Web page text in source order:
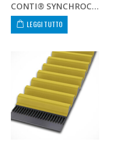
CONTI® SYNCHROCHAIN CARBON CTD 14M 1568 450 C CUSTOM
LEGGI TUTTO